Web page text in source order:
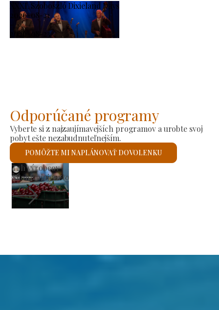
XXXI. Szoboszló Dixieland Days
2026-08-21
-
2026-08-23
Odporúčané programy
Vyberte si z najzaujímavejších programov a urobte svoj
pobyt ešte nezabudnuteľnejším.
POMÔŽTE MI NAPLÁNOVAŤ DOVOLENKU
Rímskokatolícky kostol svätého Lászlóa
Skontrolujem to